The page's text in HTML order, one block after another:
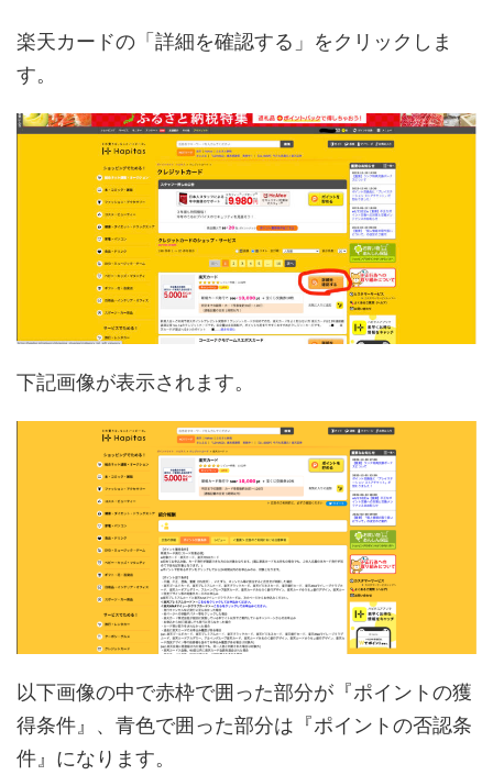
楽天カードの「詳細を確認する」をクリックしま
す。
下記画像が表示されます。
以下画像の中で赤枠で囲った部分が『ポイントの獲
得条件』、青色で囲った部分は『ポイントの否認条
件』になります。